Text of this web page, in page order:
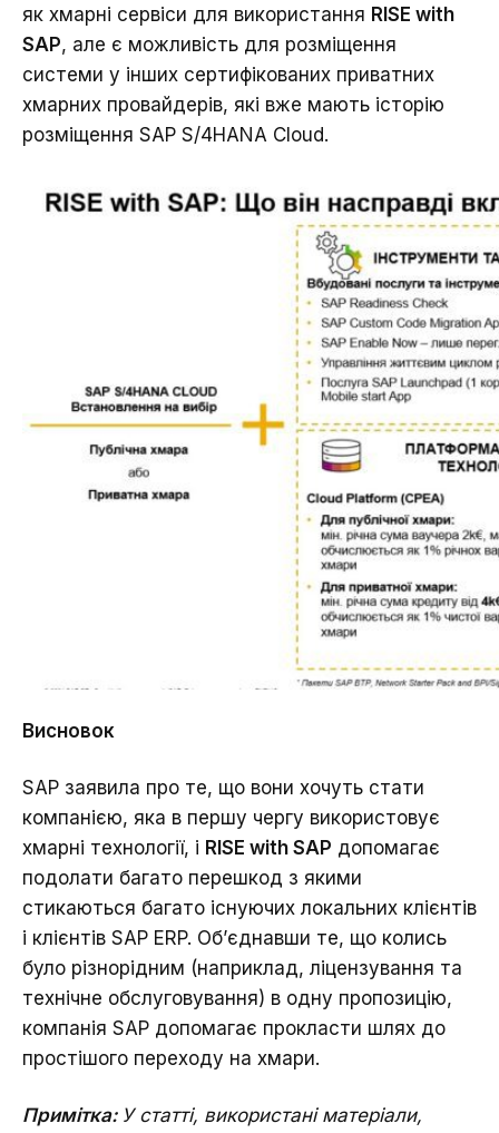
як хмарні сервіси для використання RISE with
SAP, але є можливість для розміщення
системи у інших сертифікованих приватних
хмарних провайдерів, які вже мають історію
розміщення SAP S/4HANA Cloud.
Висновок
SAP заявила про те, що вони хочуть стати
компанією, яка в першу чергу використовує
хмарні технології, і RISE with SAP допомагає
подолати багато перешкод з якими
стикаються багато існуючих локальних клієнтів
і клієнтів SAP ERP. Об’єднавши те, що колись
було різнорідним (наприклад, ліцензування та
технічне обслуговування) в одну пропозицію,
компанія SAP допомагає прокласти шлях до
простішого переходу на хмари.
Примітка: У статті, використані матеріали,